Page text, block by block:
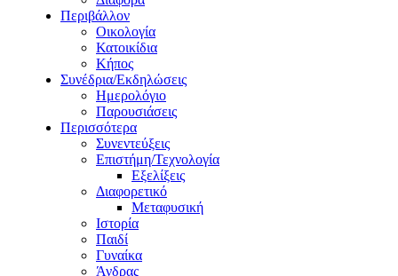
Περιβάλλον
Οικολογία
Κατοικίδια
Κήπος
Συνέδρια/Εκδηλώσεις
Ημερολόγιο
Παρουσιάσεις
Περισσότερα
Συνεντεύξεις
Επιστήμη/Τεχνολογία
Εξελίξεις
Διαφορετικό
Μεταφυσική
Ιστορία
Παιδί
Γυναίκα
Άνδρας